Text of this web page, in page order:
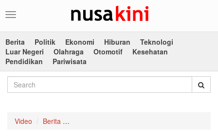
Toggle
Berita
Politik Ekonomi Hiburan
Teknologi
Luar Negeri
Olahraga Otomotif
Kesehatan
Pendidikan
Pariwisata
Video Berita